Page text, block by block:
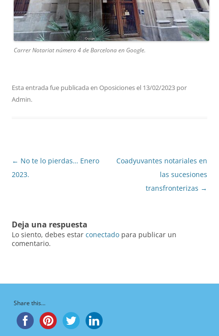
Carrer Notariat número 4 de Barcelona en Google.
Esta entrada fue publicada en Oposicionesel 13/02/2023 por
Admin.
Navegación
de
← No te lo pierdas… Enero
2023.
Coadyuvantes notariales en
las sucesiones
transfronterizas →
Deja una respuesta
Lo siento, debes estar conectado para publicar un
comentario.
Share this...